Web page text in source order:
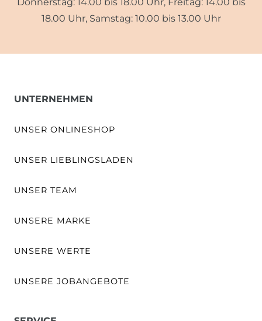
18.00 Uhr, Samstag: 10.00 bis 13.00 Uhr
UNTERNEHMEN
UNSER ONLINESHOP
UNSER LIEBLINGSLADEN
UNSER TEAM
UNSERE MARKE
UNSERE WERTE
UNSERE JOBANGEBOTE